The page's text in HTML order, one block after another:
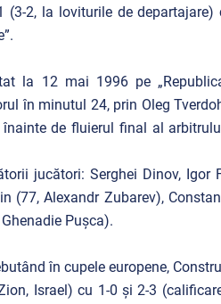
(3-2, la loviturile de departajare)
la 12 mai 1996 pe
în minutul 24, prin Oleg
de fluierul final al
jucători: Serghei Dinov, Igor
(77, Alexandr Zubarev),
Puşca).
în cupele europene,
Israel) cu 1-0 și 2-3